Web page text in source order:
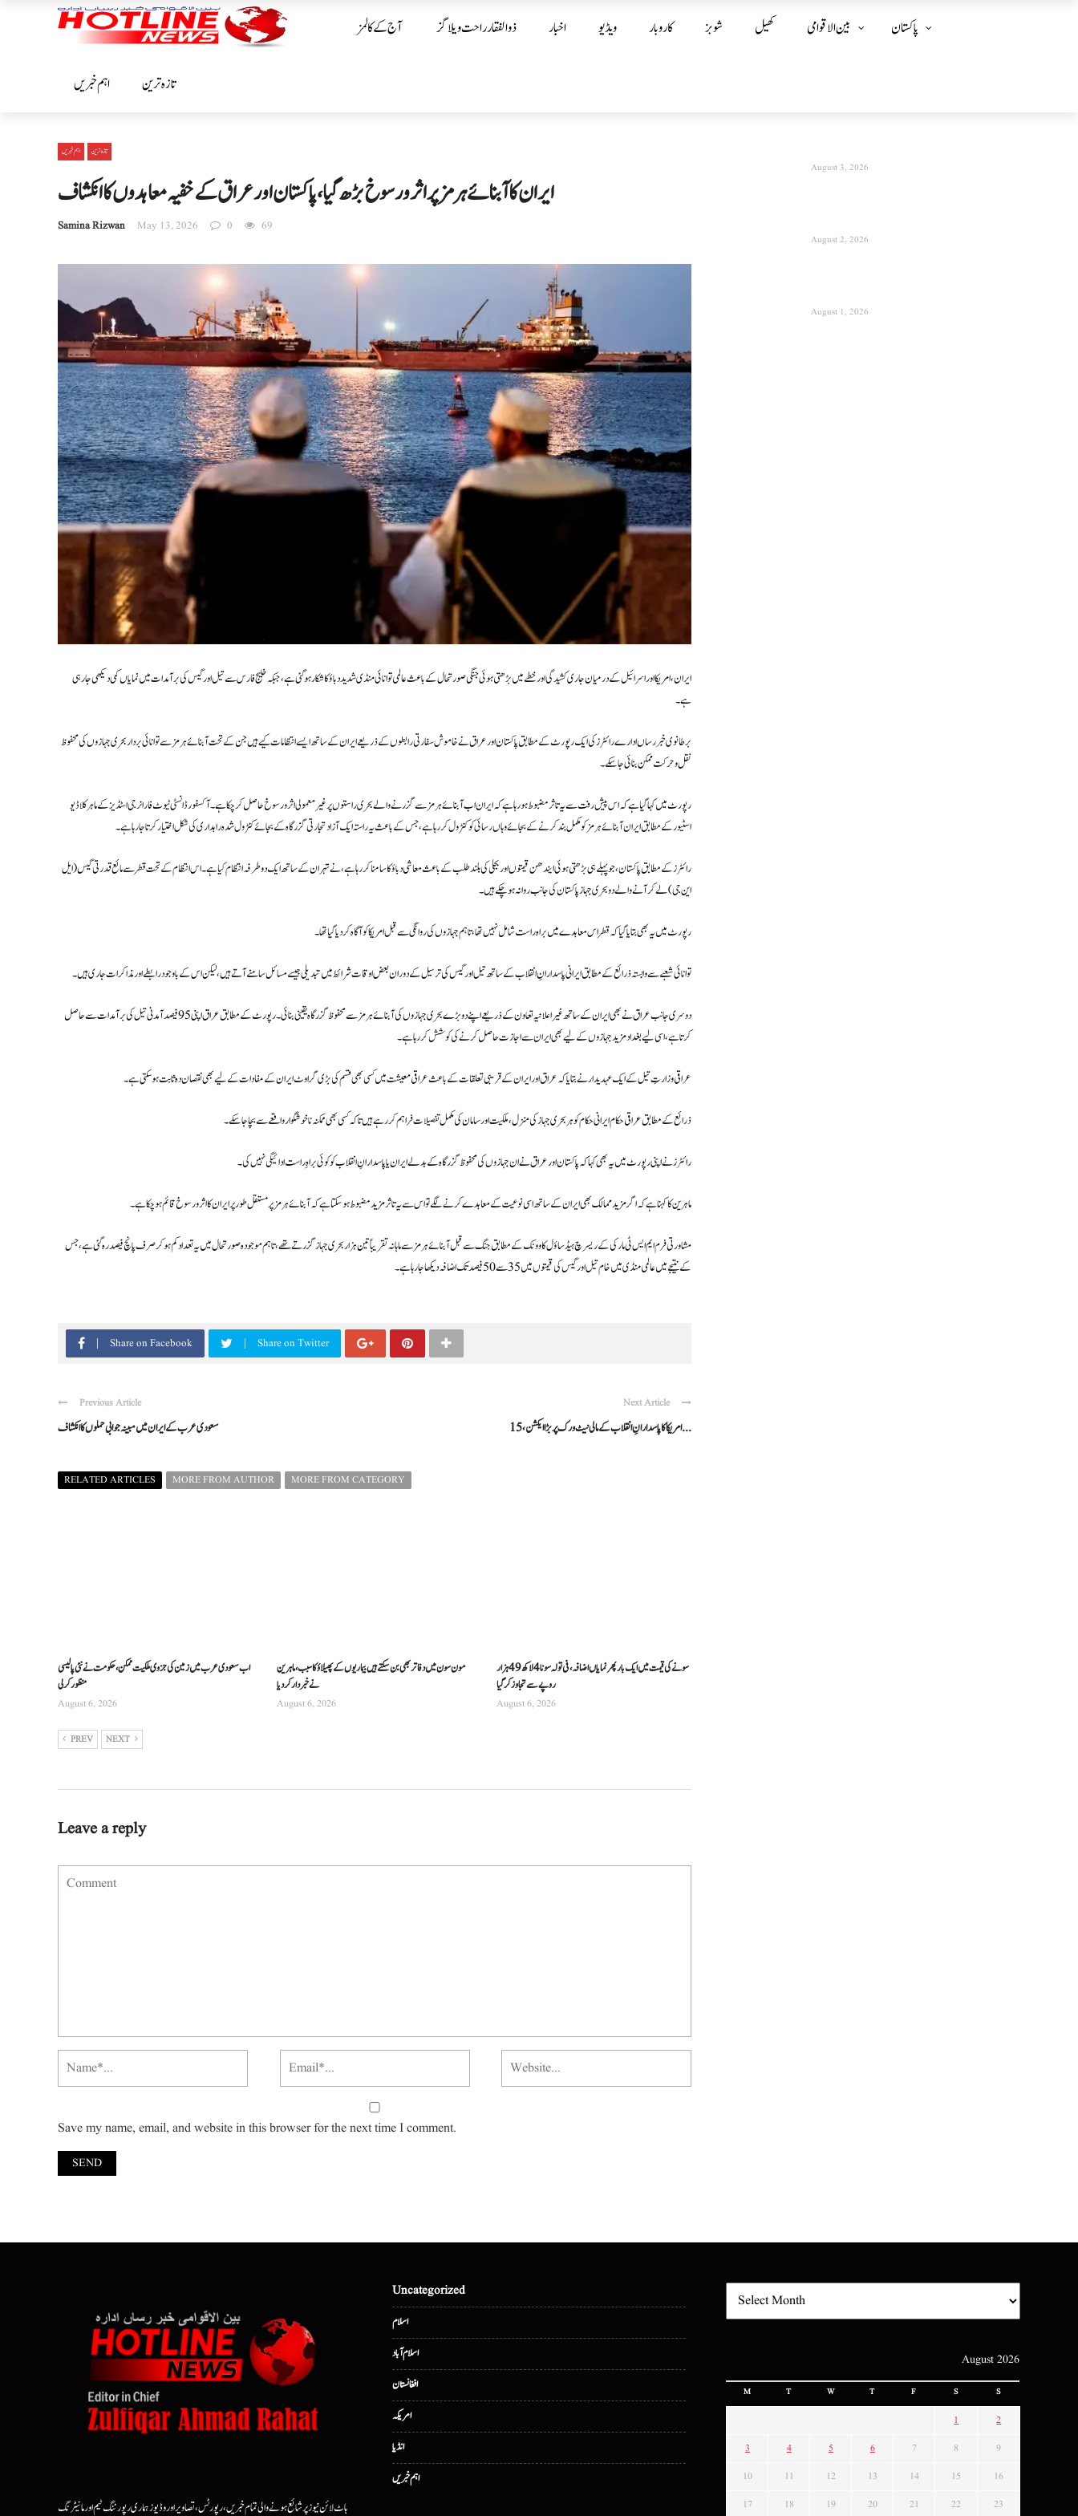
آج کے کالمز ذوالفقار راحت ویلاگز اخبار ویڈیو کاروبار شوبز کھیل بین الا قوامی پاکستان
اہم خبریں تازہ ترین
اہم خبریں تازہ ترین
ایران کا آبنائے ہرمز پر اثر و رسوخ بڑھ گیا، پاکستان اور عراق کے خفیہ معاہدوں کا انکشاف
Samina Rizwan May 13, 2026 0 69
ایران، امریکا اور اسرائیل کے درمیان جاری کشیدگی اور خطے میں بڑھتی ہوئی جنگی صورتحال کے باعث عالمی توانائی منڈی شدید دباؤ کا شکار ہو گئی ہے، جبکہ خلیج فارس سے تیل اور گیس کی برآمدات میں نمایاں کمی دیکھی جا رہی
ہے۔
برطانوی خبر رساں ادارے رائٹرز کی ایک رپورٹ کے مطابق پاکستان اور عراق نے خاموش سفارتی رابطوں کے ذریعے ایران کے ساتھ ایسے انتظامات کیے ہیں جن کے تحت آبنائے ہرمز سے توانائی بردار بحری جہازوں کی محفوظ
نقل و حرکت ممکن بنائی جا سکے۔
رپورٹ میں کہا گیا ہے کہ اس پیش رفت سے یہ تاثر مضبوط ہو رہا ہے کہ ایران اب آبنائے ہرمز سے گزرنے والے بحری راستوں پر غیر معمولی اثر و رسوخ حاصل کر چکا ہے۔ آکسفورڈ انسٹی ٹیوٹ فار انرجی اسٹڈیز کے ماہر کلاڈیو
اسٹیور کے مطابق ایران آبنائے ہرمز کو مکمل بند کرنے کے بجائے وہاں رسائی کو کنٹرول کر رہا ہے، جس کے باعث یہ راستہ ایک آزاد تجارتی گزرگاہ کے بجائے کنٹرول شدہ راہداری کی شکل اختیار کرتا جا رہا ہے۔
رائٹرز کے مطابق پاکستان، جو پہلے ہی بڑھتی ہوئی ایندھن قیمتوں اور بجلی کی بلند طلب کے باعث معاشی دباؤ کا سامنا کر رہا ہے، نے تہران کے ساتھ ایک دو طرفہ انتظام کیا ہے۔ اس انتظام کے تحت قطر سے مائع قدرتی گیس (ایل
این جی) لے کر آنے والے دو بحری جہاز پاکستان کی جانب روانہ ہو چکے ہیں۔
رپورٹ میں یہ بھی بتایا گیا کہ قطر اس معاہدے میں براہ راست شامل نہیں تھا، تاہم جہازوں کی روانگی سے قبل امریکا کو آگاہ کر دیا گیا تھا۔
توانائی شعبے سے وابستہ ذرائع کے مطابق ایرانی پاسدارانِ انقلاب کے ساتھ تیل اور گیس کی ترسیل کے دوران بعض اوقات شرائط میں تبدیلی جیسے مسائل سامنے آتے ہیں، لیکن اس کے باوجود رابطے اور مذاکرات جاری ہیں۔
دوسری جانب عراق نے بھی ایران کے ساتھ غیر اعلانیہ تعاون کے ذریعے اپنے دو بڑے بحری جہازوں کی آبنائے ہرمز سے محفوظ گزرگاہ یقینی بنائی۔ رپورٹ کے مطابق عراق اپنی 95 فیصد آمدنی تیل کی برآمدات سے حاصل
کرتا ہے، اسی لیے بغداد مزید جہازوں کے لیے بھی ایران سے اجازت حاصل کرنے کی کوشش کر رہا ہے۔
عراقی وزارتِ تیل کے ایک عہدیدار نے بتایا کہ عراق اور ایران کے قریبی تعلقات کے باعث عراقی معیشت میں کسی بھی قسم کی بڑی گراوٹ ایران کے مفادات کے لیے بھی نقصان دہ ثابت ہو سکتی ہے۔
ذرائع کے مطابق عراقی حکام ایرانی حکام کو ہر بحری جہاز کی منزل، ملکیت اور سامان کی مکمل تفصیلات فراہم کر رہے ہیں تاکہ کسی بھی ممکنہ ناخوشگوار واقعے سے بچا جا سکے۔
رائٹرز نے اپنی رپورٹ میں یہ بھی کہا کہ پاکستان اور عراق نے ان جہازوں کی محفوظ گزرگاہ کے بدلے ایران یا پاسدارانِ انقلاب کو کوئی براہِ راست ادائیگی نہیں کی۔
ماہرین کا کہنا ہے کہ اگر مزید ممالک بھی ایران کے ساتھ اسی نوعیت کے معاہدے کرنے لگے تو اس سے یہ تاثر مزید مضبوط ہو سکتا ہے کہ آبنائے ہرمز پر مستقل طور پر ایران کا اثر و رسوخ قائم ہو چکا ہے۔
مشاورتی فرم ایم ایس ٹی مارکی کے ریسرچ ہیڈ ساؤل کاوونک کے مطابق جنگ سے قبل آبنائے ہرمز سے ماہانہ تقریباً تین ہزار بحری جہاز گزرتے تھے، تاہم موجودہ صورتحال میں یہ تعداد کم ہو کر صرف پانچ فیصد رہ گئی ہے، جس
کے نتیجے میں عالمی منڈی میں خام تیل اور گیس کی قیمتوں میں 35 سے 50 فیصد تک اضافہ دیکھا جا رہا ہے۔
Share on Facebook Share on Twitter
Previous Article
سعودی عرب کے ایران میں مبینہ جوابی حملوں کا انکشاف
Next Article
امریکا کا پاسدارانِ انقلاب کے مالی نیٹ ورک پر بڑا ایکشن، 15 ...
RELATED ARTICLES MORE FROM AUTHOR MORE FROM CATEGORY
اب سعودی عرب میں زمین کی جزوی ملکیت ممکن، حکومت نے نئی پالیسی
منظور کرلی
August 6, 2026
مون سون میں دفاتر بھی بن سکتے ہیں بیماریوں کے پھیلاؤ کا سبب، ماہرین
نے خبردار کر دیا
August 6, 2026
سونے کی قیمت میں ایک بار پھر نمایاں اضافہ، فی تولہ سونا 4 لاکھ 49 ہزار
روپے سے تجاوز کرگیا
August 6, 2026
PREV NEXT
Leave a reply
Save my name, email, and website in this browser for the next time I comment.
August 3, 2026
August 2, 2026
August 1, 2026
ہاٹ لائن نیوز پر شائع ہونے والی تمام خبریں، رپورٹس، تصاویر اور وڈیوز ہماری رپورٹنگ ٹیم اور مانیٹرنگ
Uncategorized
اسلام
اسلام آباد
افغانستان
امریکہ
انڈیا
اہم خبریں
August 2026
M T W T F S S
1 2
3 4 5 6 7 8 9
10 11 12 13 14 15 16
17 18 19 20 21 22 23